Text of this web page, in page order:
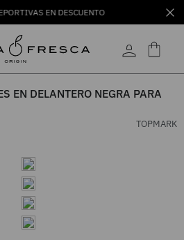
EN DESCUENTO
EN DELANTERO NEGRA PARA
TOPMARK